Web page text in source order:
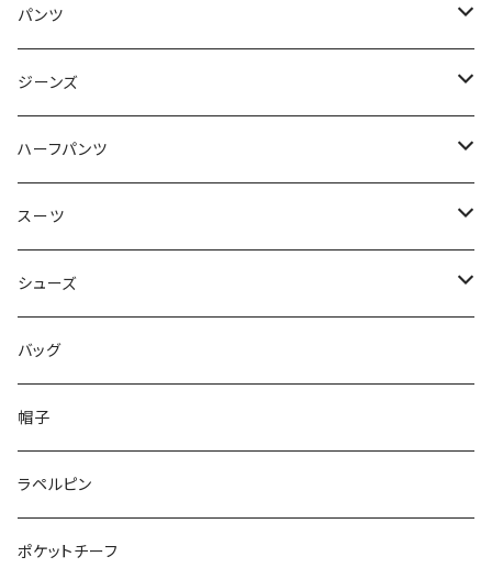
50/XL～
48/L
50/XL～
46/M
48/L
50/XL～
～44/S
46/M
48/L
50/XL～
パンツ
～44/S
46/M
48/L
50/XL～
ジーンズ
～44/S
46/M
48/L
50/XL～
ハーフパンツ
～44/S
46/M
48/L
50/XL～
スーツ
～44/S
46/M
48/L
50/XL～
シューズ
～25.5cm
26cm～
27cm～
28cm～
バッグ
帽子
ラペルピン
ポケットチーフ